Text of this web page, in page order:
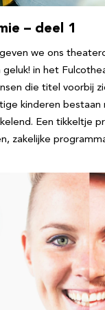
– deel 1
we ons
geluk! in het
die titel voorbij
kinderen
Een tikkeltje
zakelijke